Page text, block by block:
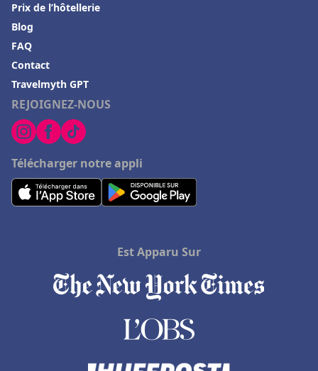
REJOIGNEZ-NOUS
Télécharger notre appli
Prix de l’hôtellerie
Blog
FAQ
Contact
Travelmyth GPT
Est Apparu Sur